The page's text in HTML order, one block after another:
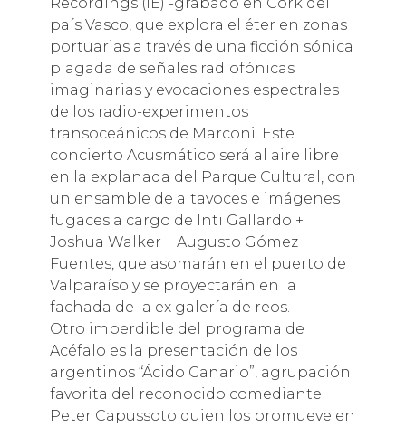
país Vasco, que explora el éter en zonas
portuarias a través de una ficción sónica
plagada de señales radiofónicas
imaginarias y evocaciones espectrales
de los radio-experimentos
transoceánicos de Marconi. Este
concierto Acusmático será al aire libre
en la explanada del Parque Cultural, con
un ensamble de altavoces e imágenes
fugaces a cargo de Inti Gallardo +
Joshua Walker + Augusto Gómez
Fuentes, que asomarán en el puerto de
Valparaíso y se proyectarán en la
fachada de la ex galería de reos.
Otro imperdible del programa de
Acéfalo es la presentación de los
argentinos “Ácido Canario”, agrupación
favorita del reconocido comediante
Peter Capussoto quien los promueve en